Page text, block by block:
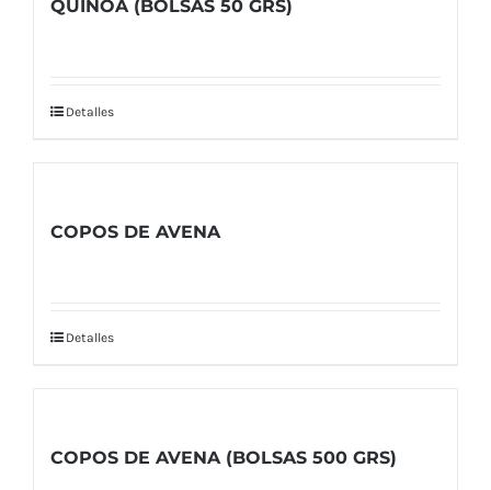
QUINOA (BOLSAS 50 GRS)
Detalles
COPOS DE AVENA
Detalles
COPOS DE AVENA (BOLSAS 500 GRS)